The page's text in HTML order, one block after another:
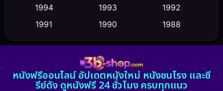
Culture (23)
Dance เต้น
Detective สืบสวน (5)
1994
1993
1992
1991
1990
1988
1986
1985
1983
1981
1974
1971 1962
หนังฟรีออนไลน์ อัปเดตหนังใหม่ หนังชนโรง และซี
รีย์ดัง ดูหนังฟรี 24 ชั่วโมง ครบทุกแนว